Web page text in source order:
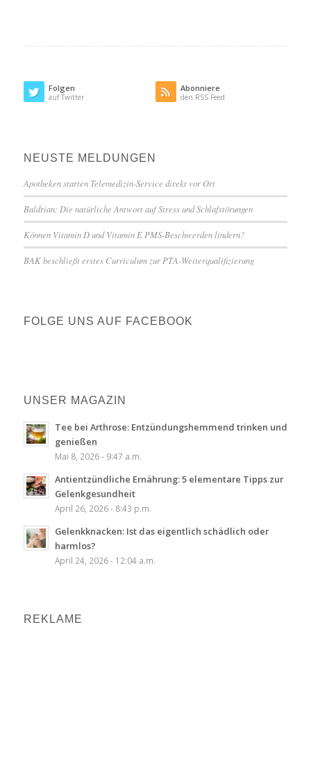
Folgen
auf Twitter
Abonniere
den RSS Feed
NEUSTE MELDUNGEN
Apotheken starten Telemedizin-Service direkt vor Ort
Baldrian: Die natürliche Antwort auf Stress und Schlafstörungen
Können Vitamin D und Vitamin E PMS-Beschwerden lindern?
BAK beschließt erstes Curriculum zur PTA-Weiterqualifizierung
FOLGE UNS AUF FACEBOOK
UNSER MAGAZIN
Tee bei Arthrose: Entzündungshemmend trinken und
genießen
Mai 8, 2026 - 9:47 a.m.
Antientzündliche Ernährung: 5 elementare Tipps zur
Gelenkgesundheit
April 26, 2026 - 8:43 p.m.
Gelenkknacken: Ist das eigentlich schädlich oder
harmlos?
April 24, 2026 - 12:04 a.m.
REKLAME